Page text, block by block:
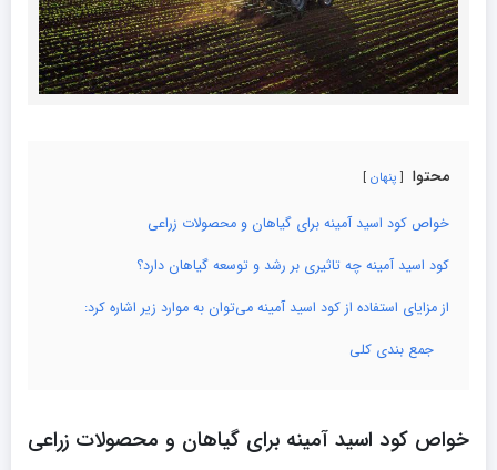
محتوا پنهان
خواص کود اسید آمینه برای گیاهان و محصولات زراعی
کود اسید آمینه چه تاثیری بر رشد و توسعه گیاهان دارد؟
از مزایای استفاده از کود اسید آمینه می‌توان به موارد زیر اشاره کرد:
جمع بندی کلی
خواص کود اسید آمینه برای گیاهان و محصولات زراعی